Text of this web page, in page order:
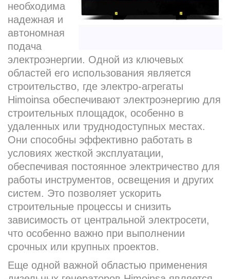
необходима
надежная и
автономная
подача
электроэнергии. Одной из ключевых
областей его использования является
строительство, где электро-агрегаты
Himoinsa обеспечивают электроэнергию для
строительных площадок, особенно в
удаленных или труднодоступных местах.
Они способны эффективно работать в
условиях жесткой эксплуатации,
обеспечивая постоянное электричество для
работы инструментов, освещения и других
систем. Это позволяет ускорить
строительные процессы и снизить
зависимость от центральной электросети,
что особенно важно при выполнении
срочных или крупных проектов.
Еще одной важной областью применения